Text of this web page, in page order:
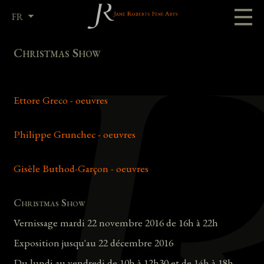
FR
Christmas Show
Ettore Greco - oeuvres
Philippe Grunchec - oeuvres
Gisèle Buthod-Garçon - oeuvres
Christmas Show
Vernissage mardi 22 novembre 2016 de 16h à 22h
Exposition jusqu'au 22 décembre 2016